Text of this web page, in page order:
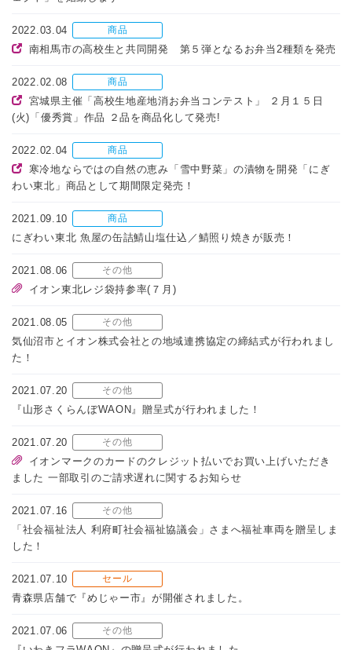
2022.03.04 商品
南相馬市の高校生と共同開発 第５弾となるお弁当2種類を発売
2022.02.08 商品
宮城県主催「高校生地産地消お弁当コンテスト」 ２月１５日
(火)「優秀賞」作品 ２品を商品化して発売!
2022.02.04 商品
寒冷地ならではの自然の恵み「雪中野菜」の漬物を開発「にぎ
わい東北」商品として期間限定発売！
2021.09.10 商品
にぎわい東北 魚屋の缶詰鯖山塩仕込／鯖照り焼きが販売！
2021.08.06 その他
イオン東北レジ袋持参率(７月)
2021.08.05 その他
気仙沼市とイオン株式会社との地域連携協定の締結式が行われまし
た！
2021.07.20 その他
『山形さくらんぼWAON』贈呈式が行われました！
2021.07.20 その他
イオンマークのカードのクレジット払いでお買い上げいただき
ました 一部取引のご請求遅れに関するお知らせ
2021.07.16 その他
「社会福祉法人 利府町社会福祉協議会」さまへ福祉車両を贈呈しま
した！
2021.07.10 セール
青森県店舗で『めじゃー市』が開催されました。
2021.07.06 その他